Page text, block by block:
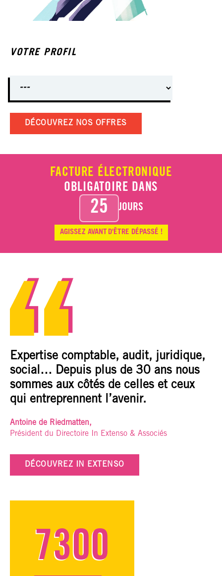
VOTRE PROFIL
DÉCOUVREZ NOS OFFRES
FACTURE ÉLECTRONIQUE
OBLIGATOIRE DANS
25 JOURS
AGISSEZ AVANT D'ÊTRE DÉPASSÉ !
Expertise comptable, audit, juridique,
social… Depuis plus de 30 ans nous
sommes aux côtés de celles et ceux
qui entreprennent l’avenir.
Antoine de Riedmatten,
Président du Directoire In Extenso & Associés
DÉCOUVREZ IN EXTENSO
7300